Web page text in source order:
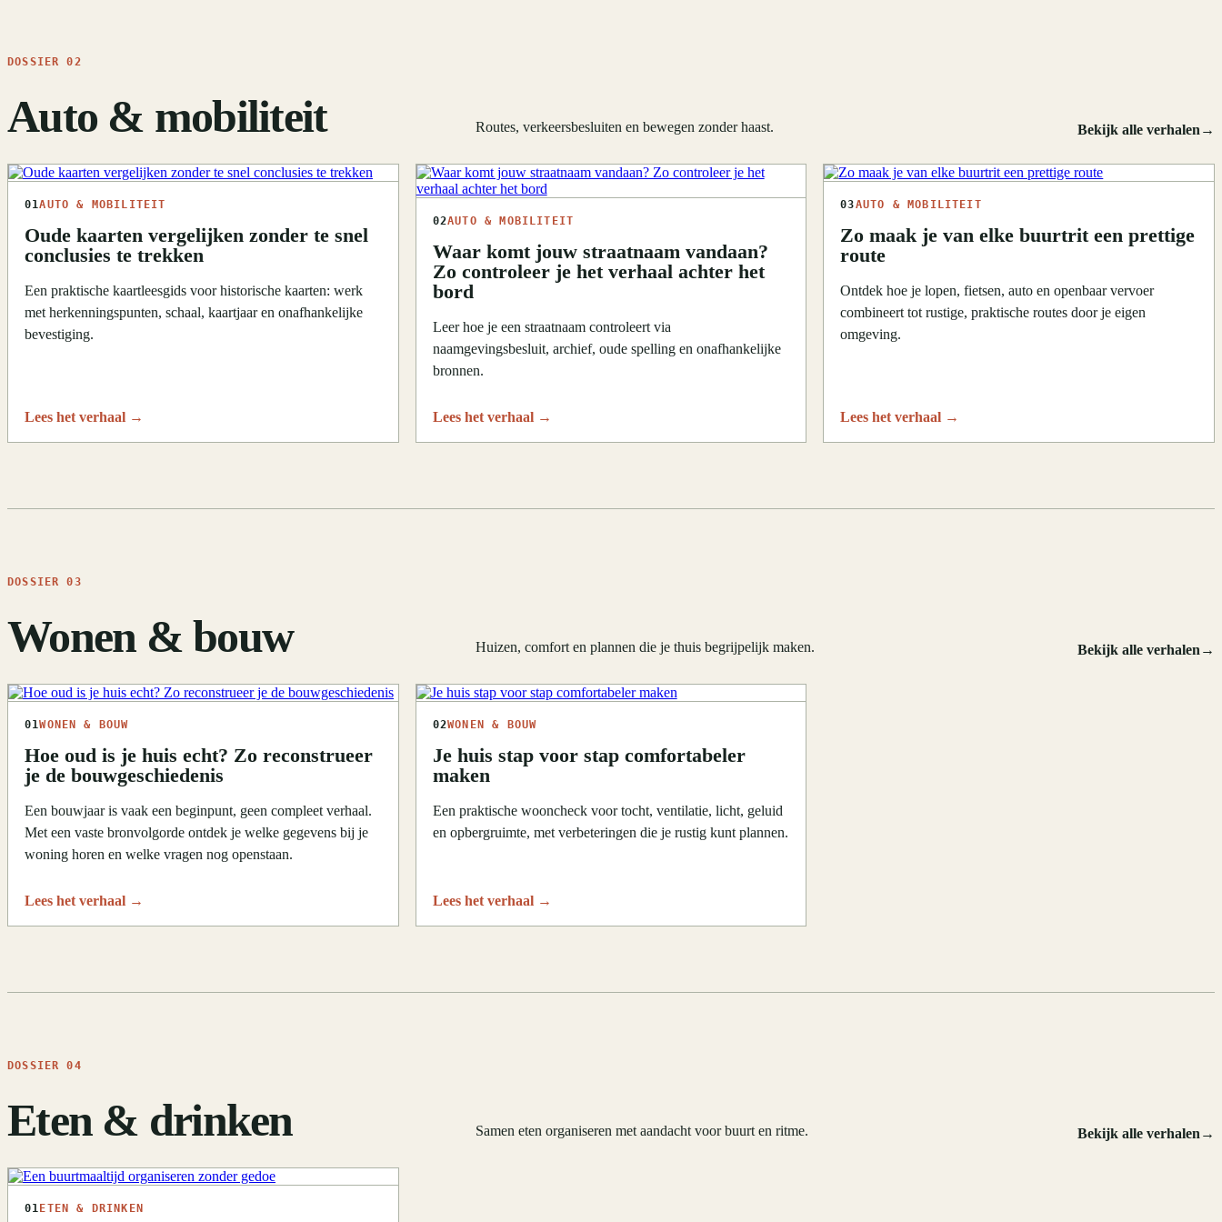
DOSSIER 02
Auto & mobiliteit Routes, verkeersbesluiten en bewegen zonder haast. Bekijk alle verhalen→
01AUTO & MOBILITEIT
Oude kaarten vergelijken zonder te snel
conclusies te trekken
Een praktische kaartleesgids voor historische kaarten: werk
met herkenningspunten, schaal, kaartjaar en onafhankelijke
bevestiging.
Lees het verhaal →
02AUTO & MOBILITEIT
Waar komt jouw straatnaam vandaan?
Zo controleer je het verhaal achter het
bord
Leer hoe je een straatnaam controleert via
naamgevingsbesluit, archief, oude spelling en onafhankelijke
bronnen.
Lees het verhaal →
03AUTO & MOBILITEIT
Zo maak je van elke buurtrit een prettige
route
Ontdek hoe je lopen, fietsen, auto en openbaar vervoer
combineert tot rustige, praktische routes door je eigen
omgeving.
Lees het verhaal →
DOSSIER 03
Wonen & bouw Huizen, comfort en plannen die je thuis begrijpelijk maken. Bekijk alle verhalen→
01WONEN & BOUW
Hoe oud is je huis echt? Zo reconstrueer
je de bouwgeschiedenis
Een bouwjaar is vaak een beginpunt, geen compleet verhaal.
Met een vaste bronvolgorde ontdek je welke gegevens bij je
woning horen en welke vragen nog openstaan.
Lees het verhaal →
02WONEN & BOUW
Je huis stap voor stap comfortabeler
maken
Een praktische wooncheck voor tocht, ventilatie, licht, geluid
en opbergruimte, met verbeteringen die je rustig kunt plannen.
Lees het verhaal →
DOSSIER 04
Eten & drinken Samen eten organiseren met aandacht voor buurt en ritme. Bekijk alle verhalen→
01 ETEN & DRINKEN